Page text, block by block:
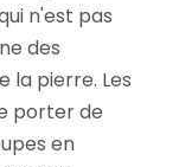
n'est pas
des
la pierre. Les
porter de
en